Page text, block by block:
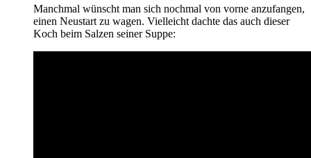
Manchmal wünscht man sich nochmal von vorne anzufangen,
einen Neustart zu wagen. Vielleicht dachte das auch dieser
Koch beim Salzen seiner Suppe: